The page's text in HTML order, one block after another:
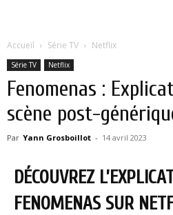
Accueil Série TV Netflix
Série TV Netflix
Fenomenas :
scène post-
Par Yann Grosboillot - 14 avril 2023
DÉCOUVREZ
FENOMENAS SUR